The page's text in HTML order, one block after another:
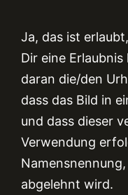
Ja, das ist
Dir eine
daran die/den
dass das Bild in
und dass dieser
Verwendung
abgelehnt wird.